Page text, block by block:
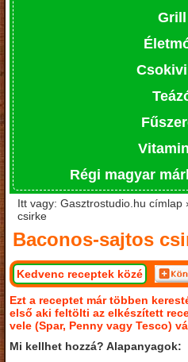
Grill
Régi magyar
Itt vagy: Gasztrostudio.hu címlap
csirke
Baconos-sajtos
Kedvenc receptek közé
Ezt a receptet már többen
első aki feltölti az elkészített
vele (Spar, Penny vagy Tesco)
Mi kellhet hozzá? Alapanyagok: